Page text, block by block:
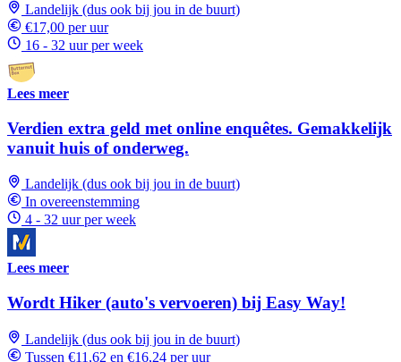
Landelijk (dus ook bij jou in de buurt)
€17,00 per uur
16 - 32 uur per week
Lees meer
Verdien extra geld met online enquêtes. Gemakkelijk
vanuit huis of onderweg.
Landelijk (dus ook bij jou in de buurt)
In overeenstemming
4 - 32 uur per week
Lees meer
Wordt Hiker (auto's vervoeren) bij Easy Way!
Landelijk (dus ook bij jou in de buurt)
Tussen €11,62 en €16,24 per uur